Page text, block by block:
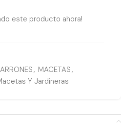
este producto ahora!
, MACETAS,
Y Jardineras